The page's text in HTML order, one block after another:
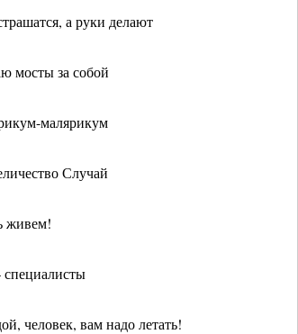
а руки делают
мосты за собой
малярикум
Случай
живем!
человек, вам надо летать!